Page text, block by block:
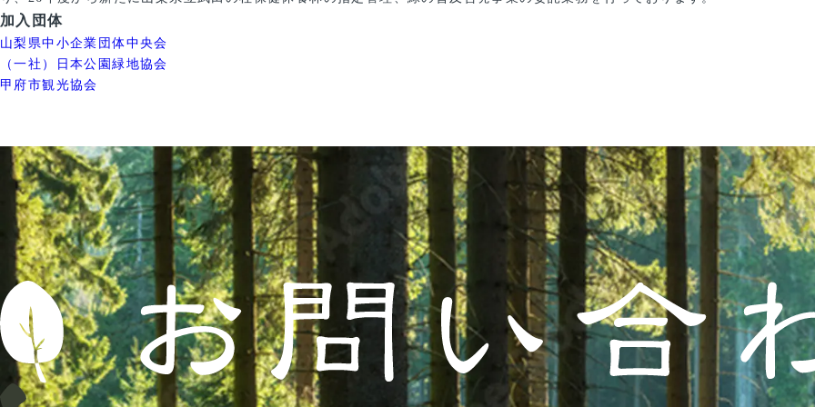
加入団体
山梨県中小企業団体中央会
（一社）日本公園緑地協会
甲府市観光協会